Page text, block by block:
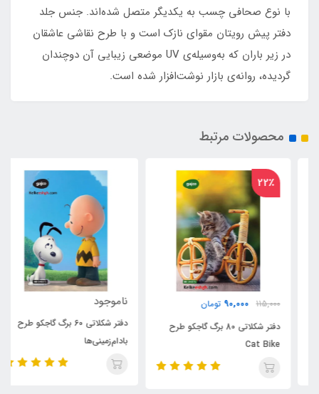
با نوع صحافی چسب به یکدیگر متصل شده‌اند. جنس جلد
دفتر پیش رویتان مقوای نازک است و با طرح نقاشی عاشقان
در زیر باران که به‌وسیله‌ی UV موضعی زیبایی آن دوچندان
گردیده، روانه‌ی بازار نوشت‌افزار شده است.
محصولات مرتبط
22٪
115,000
90,000 تومان
دفتر شکلاتی 80 برگ گاجکو طرح
Cat Bike
ناموجود
دفتر شکلاتی 60 برگ گاجکو طرح
بادام‌زمینی‌ها